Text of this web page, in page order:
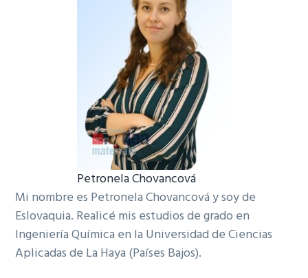
Petronela Chovancová
Mi nombre es Petronela Chovancová y soy de
Eslovaquia. Realicé mis estudios de grado en
Ingeniería Química en la Universidad de Ciencias
Aplicadas de La Haya (Países Bajos).